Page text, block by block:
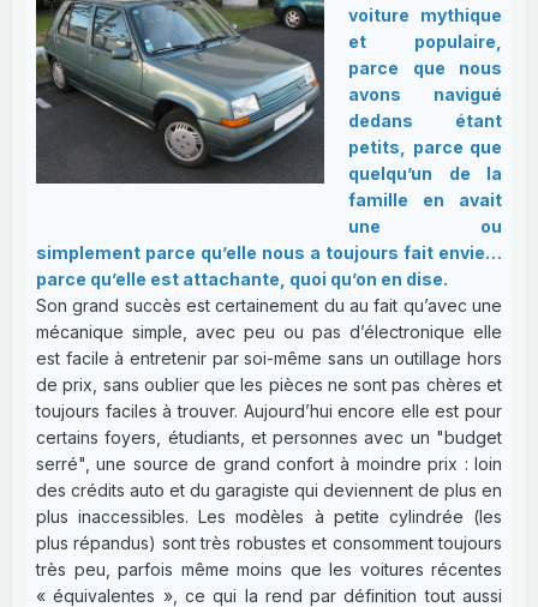
voiture mythique
et populaire,
parce que nous
avons navigué
dedans étant
petits, parce que
quelqu’un de la
famille en avait
une ou
simplement parce qu’elle nous a toujours fait envie…
parce qu’elle est attachante, quoi qu’on en dise.
Son grand succès est certainement du au fait qu’avec une
mécanique simple, avec peu ou pas d’électronique elle
est facile à entretenir par soi-même sans un outillage hors
de prix, sans oublier que les pièces ne sont pas chères et
toujours faciles à trouver. Aujourd’hui encore elle est pour
certains foyers, étudiants, et personnes avec un "budget
serré", une source de grand confort à moindre prix : loin
des crédits auto et du garagiste qui deviennent de plus en
plus inaccessibles. Les modèles à petite cylindrée (les
plus répandus) sont très robustes et consomment toujours
très peu, parfois même moins que les voitures récentes
« équivalentes », ce qui la rend par définition tout aussi